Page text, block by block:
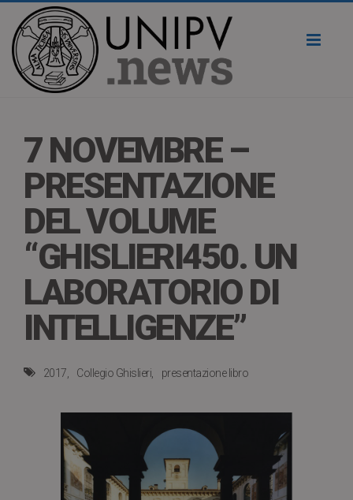
7 NOVEMBRE –
PRESENTAZIONE
DEL VOLUME
“GHISLIERI450. UN
LABORATORIO DI
INTELLIGENZE”
2017 Collegio Ghislieri presentazione libro